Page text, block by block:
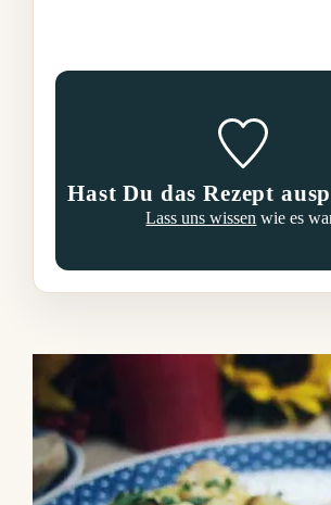
Hast Du das Rezept
Lass uns wissen wie es